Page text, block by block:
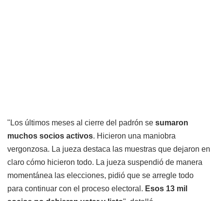
"Los últimos meses al cierre del padrón se sumaron
muchos socios activos. Hicieron una maniobra
vergonzosa. La jueza destaca las muestras que dejaron en
claro cómo hicieron todo. La jueza suspendió de manera
momentánea las elecciones, pidió que se arregle todo
para continuar con el proceso electoral. Esos 13 mil